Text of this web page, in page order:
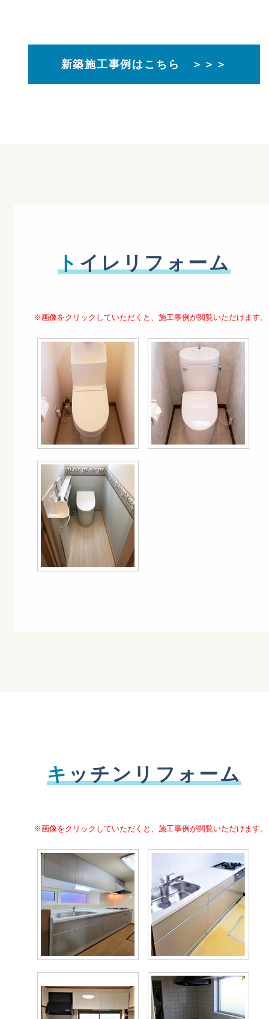
新築施工事例はこちら ＞＞＞
ト イレリフォーム
※画像をクリックしていただくと、施工事例が閲覧いただけます。
キ ッチンリフォーム
※画像をクリックしていただくと、施工事例が閲覧いただけます。